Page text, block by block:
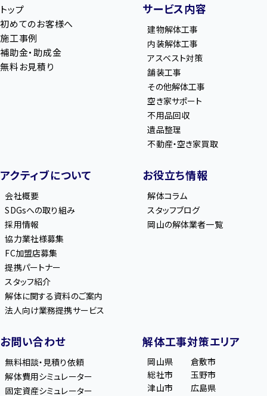
トップ
初めてのお客様へ
施工事例
補助金・助成金
無料お見積り
サービス内容
建物解体工事
内装解体工事
アスベスト対策
舗装工事
その他解体工事
空き家サポート
不用品回収
遺品整理
不動産・空き家買取
アクティブについて
会社概要
SDGsへの取り組み
採用情報
協力業社様募集
FC加盟店募集
提携パートナー
スタッフ紹介
解体に関する資料のご案内
法人向け業務提携サービス
お役立ち情報
解体コラム
スタッフブログ
岡山の解体業者一覧
お問い合わせ
無料相談・見積り依頼
解体費用シミュレーター
固定資産シミュレーター
解体工事対策エリア
岡山県
倉敷市
総社市
玉野市
津山市
広島県